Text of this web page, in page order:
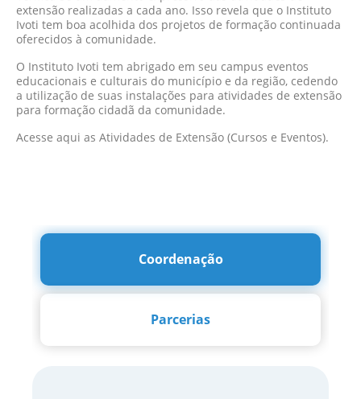
extensão realizadas a cada ano. Isso revela que o Instituto
Ivoti tem boa acolhida dos projetos de formação continuada
oferecidos à comunidade.
O Instituto Ivoti tem abrigado em seu campus eventos
educacionais e culturais do município e da região, cedendo
a utilização de suas instalações para atividades de extensão
para formação cidadã da comunidade.
Acesse aqui as Atividades de Extensão (Cursos e Eventos).
Coordenação
Parcerias